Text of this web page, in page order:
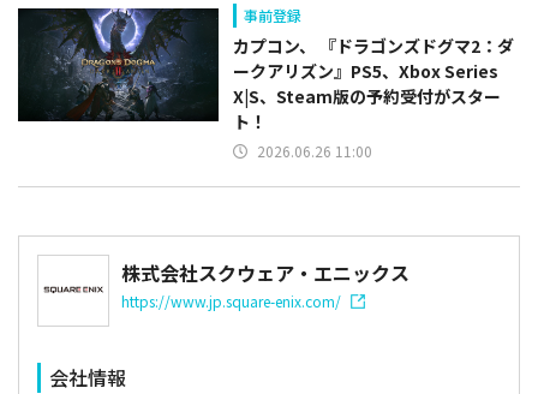
事前登録
カプコン、 『ドラゴンズドグマ2：ダ
ークアリズン』PS5、Xbox Series
X|S、Steam版の予約受付がスター
ト！
2026.06.26 11:00
株式会社スクウェア・エニックス
https://www.jp.square-enix.com/
会社情報